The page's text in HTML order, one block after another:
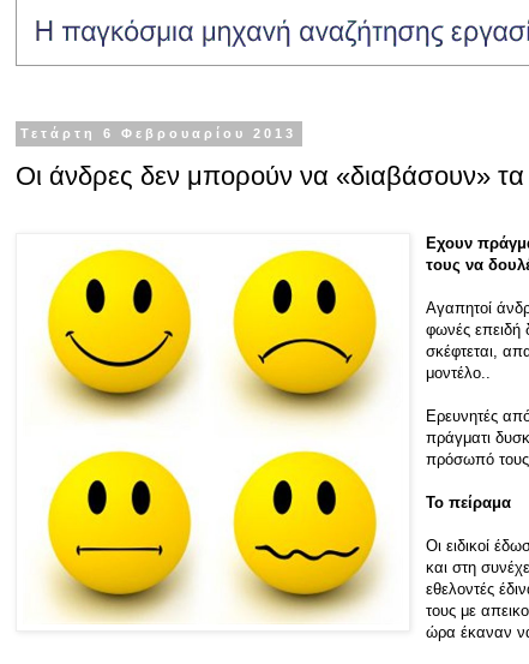
Τετάρτη 6 Φεβρουαρίου 2013
Οι άνδρες δεν μπορούν να «διαβάσουν»
Εχουν
τους να
Αγαπητοί
φωνές επειδή
σκέφτεται,
μοντέλο..
Ερευνητές
πράγματι
πρόσωπό τους.
Το πείραμα
Οι ειδικοί
και στη
εθελοντές
τους με
ώρα έκαναν